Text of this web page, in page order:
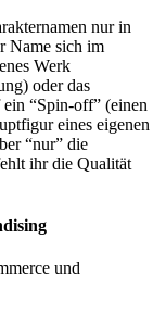
nur in
Name sich im
Werk
oder das
“Spin-off” (einen
eines eigenen
“nur” die
ihr die Qualität
und